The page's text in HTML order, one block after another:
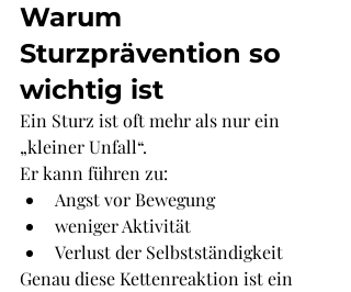
Warum
Sturzprävention so
wichtig ist
Ein Sturz ist oft mehr als nur ein
„kleiner Unfall“.
Er kann führen zu:
Angst vor Bewegung
weniger Aktivität
Verlust der Selbstständigkeit
Genau diese Kettenreaktion ist ein